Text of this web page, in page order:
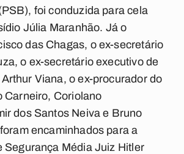
foi conduzida para cela
Júlia Maranhão. Já o
das Chagas, o ex-secretário
o ex-secretário executivo de
Viana, o ex-procurador do
Carneiro, Coriolano
dos Santos Neiva e Bruno
encaminhados para a
Segurança Média Juiz Hitler